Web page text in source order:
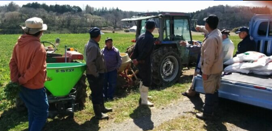
野出島地域活性化プロジェクト
メインメ
ニュー
ン
テ
ン
ツ
へ
ス
キ
ッ
プ